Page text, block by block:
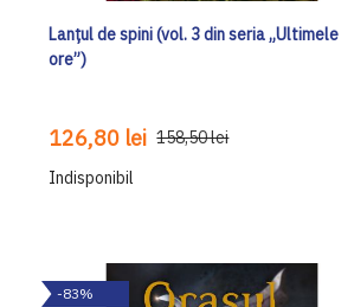
Lanțul de spini (vol. 3 din seria „Ultimele
ore”)
126,80 lei 158,50 lei
Indisponibil
-83%